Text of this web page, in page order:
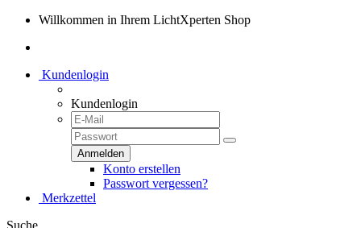
Willkommen in Ihrem LichtXperten Shop
Kundenlogin
Kundenlogin
Konto erstellen
Passwort vergessen?
Merkzettel
Suche